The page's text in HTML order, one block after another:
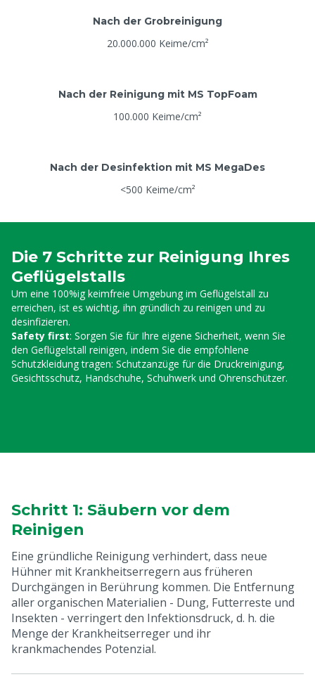
Nach der Grobreinigung
20.000.000 Keime/cm²
Nach der Reinigung mit MS TopFoam
100.000 Keime/cm²
Nach der Desinfektion mit MS MegaDes
<500 Keime/cm²
Die 7 Schritte zur Reinigung Ihres
Geflügelstalls
Um eine 100%ig keimfreie Umgebung im Geflügelstall zu
erreichen, ist es wichtig, ihn gründlich zu reinigen und zu
desinfizieren.
Safety first: Sorgen Sie für Ihre eigene Sicherheit, wenn Sie
den Geflügelstall reinigen, indem Sie die empfohlene
Schutzkleidung tragen: Schutzanzüge für die Druckreinigung,
Gesichtsschutz, Handschuhe, Schuhwerk und Ohrenschützer.
Schritt 1: Säubern vor dem
Reinigen
Eine gründliche Reinigung verhindert, dass neue
Hühner mit Krankheitserregern aus früheren
Durchgängen in Berührung kommen. Die Entfernung
aller organischen Materialien - Dung, Futterreste und
Insekten - verringert den Infektionsdruck, d. h. die
Menge der Krankheitserreger und ihr
krankmachendes Potenzial.